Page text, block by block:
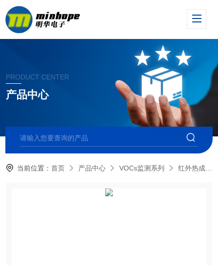
PRODUCT CENTER
产品中心
当前位置：首页 产品中心 VOCs监测系列 红外热成像气体检测仪